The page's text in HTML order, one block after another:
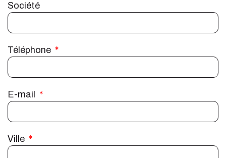
Société
Téléphone
E-mail
Ville